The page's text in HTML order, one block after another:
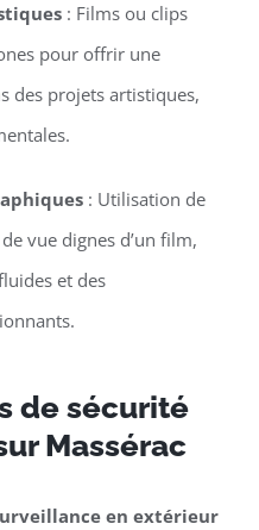
: Films ou clips
pour offrir une
des projets artistiques,
: Utilisation de
vue dignes d’un film,
et des
de sécurité
Massérac
en extérieur